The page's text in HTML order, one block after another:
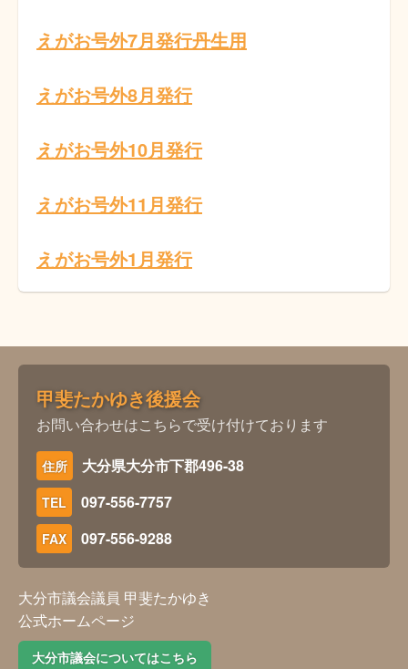
えがお号外7月発行丹生用
えがお号外8月発行
えがお号外10月発行
えがお号外11月発行
えがお号外1月発行
甲斐たかゆき後援会
お問い合わせはこちらで受け付けております
住所 大分県大分市下郡496-38
TEL 097-556-7757
FAX 097-556-9288
大分市議会議員 甲斐たかゆき
公式ホームページ
大分市議会についてはこちら